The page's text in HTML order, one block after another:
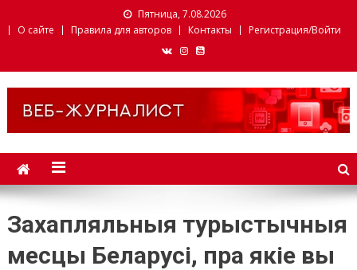
Пятница, 7.08.2026
О сайте
Правила для авторов Контакты Регистрация/Войти
Веб-журналист. Websmi.
Факультет журналистики
БГУ
Захапляльныя турыстычныя
месцы Беларусі, пра якіе вы